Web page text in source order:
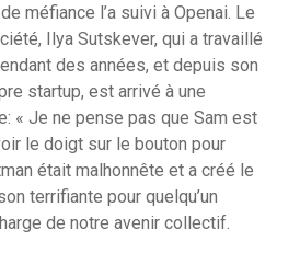
méfiance l’a suivi à Openai. Le
Ilya Sutskever, qui a travaillé
des années, et depuis son
startup, est arrivé à une
« Je ne pense pas que Sam est
le doigt sur le bouton pour
était malhonnête et a créé le
terrifiante pour quelqu’un
de notre avenir collectif.